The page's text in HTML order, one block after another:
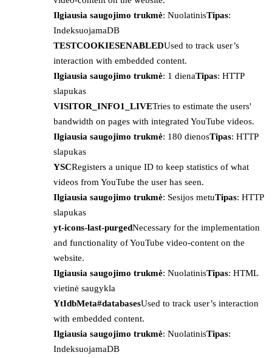
Ilgiausia saugojimo trukmė: NuolatinisTipas:
IndeksuojamaDB
TESTCOOKIESENABLEDUsed to track user’s
interaction with embedded content.
Ilgiausia saugojimo trukmė: 1 dienaTipas: HTTP
slapukas
VISITOR_INFO1_LIVETries to estimate the users'
bandwidth on pages with integrated YouTube videos.
Ilgiausia saugojimo trukmė: 180 dienosTipas: HTTP
slapukas
YSCRegisters a unique ID to keep statistics of what
videos from YouTube the user has seen.
Ilgiausia saugojimo trukmė: Sesijos metuTipas: HTTP
slapukas
yt-icons-last-purgedNecessary for the implementation
and functionality of YouTube video-content on the
website.
Ilgiausia saugojimo trukmė: NuolatinisTipas: HTML
vietinė saugykla
YtIdbMeta#databasesUsed to track user’s interaction
with embedded content.
Ilgiausia saugojimo trukmė: NuolatinisTipas:
IndeksuojamaDB